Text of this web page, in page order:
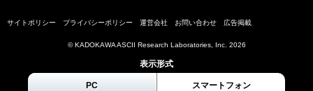
サイトポリシー プライバシーポリシー 運営会社 お問い合わせ 広告掲載
© KADOKAWA ASCII Research Laboratories, Inc. 2026
表示形式
PC スマートフォン